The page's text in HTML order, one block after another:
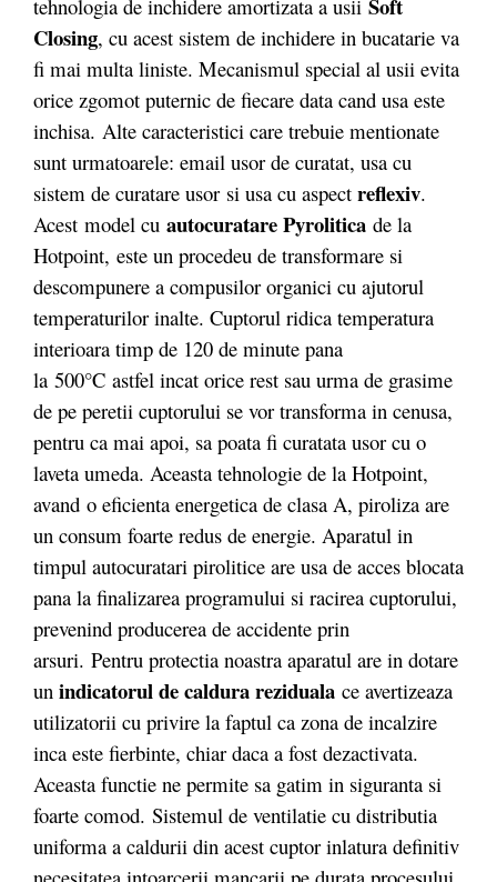
tehnologia de inchidere amortizata a usii Soft
Closing, cu acest sistem de inchidere in bucatarie va
fi mai multa liniste. Mecanismul special al usii evita
orice zgomot puternic de fiecare data cand usa este
inchisa. Alte caracteristici care trebuie mentionate
sunt urmatoarele: email usor de curatat, usa cu
sistem de curatare usor si usa cu aspect reflexiv.
Acest model cu autocuratare Pyrolitica de la
Hotpoint, este un procedeu de transformare si
descompunere a compusilor organici cu ajutorul
temperaturilor inalte. Cuptorul ridica temperatura
interioara timp de 120 de minute pana
la 500°C astfel incat orice rest sau urma de grasime
de pe peretii cuptorului se vor transforma in cenusa,
pentru ca mai apoi, sa poata fi curatata usor cu o
laveta umeda. Aceasta tehnologie de la Hotpoint,
avand o eficienta energetica de clasa A, piroliza are
un consum foarte redus de energie. Aparatul in
timpul autocuratari pirolitice are usa de acces blocata
pana la finalizarea programului si racirea cuptorului,
prevenind producerea de accidente prin
arsuri. Pentru protectia noastra aparatul are in dotare
un indicatorul de caldura reziduala ce avertizeaza
utilizatorii cu privire la faptul ca zona de incalzire
inca este fierbinte, chiar daca a fost dezactivata.
Aceasta functie ne permite sa gatim in siguranta si
foarte comod. Sistemul de ventilatie cu distributia
uniforma a caldurii din acest cuptor inlatura definitiv